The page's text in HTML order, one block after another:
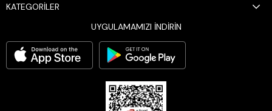
KATEGORİLER
UYGULAMAMIZI İNDİRİN